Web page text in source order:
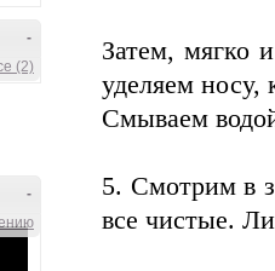
-
(2)
-
Затем, мягко
уделяем носу,
Смываем
5. Смотрим в
все чистые.